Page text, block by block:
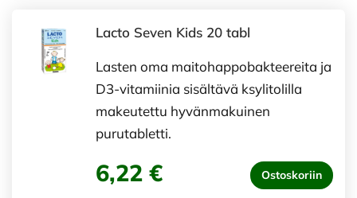
Lacto Seven Kids 20 tabl
Lasten oma maitohappobakteereita ja
D3-vitamiinia sisältävä ksylitolilla
makeutettu hyvänmakuinen
purutabletti.
6,22 € Ostoskoriin